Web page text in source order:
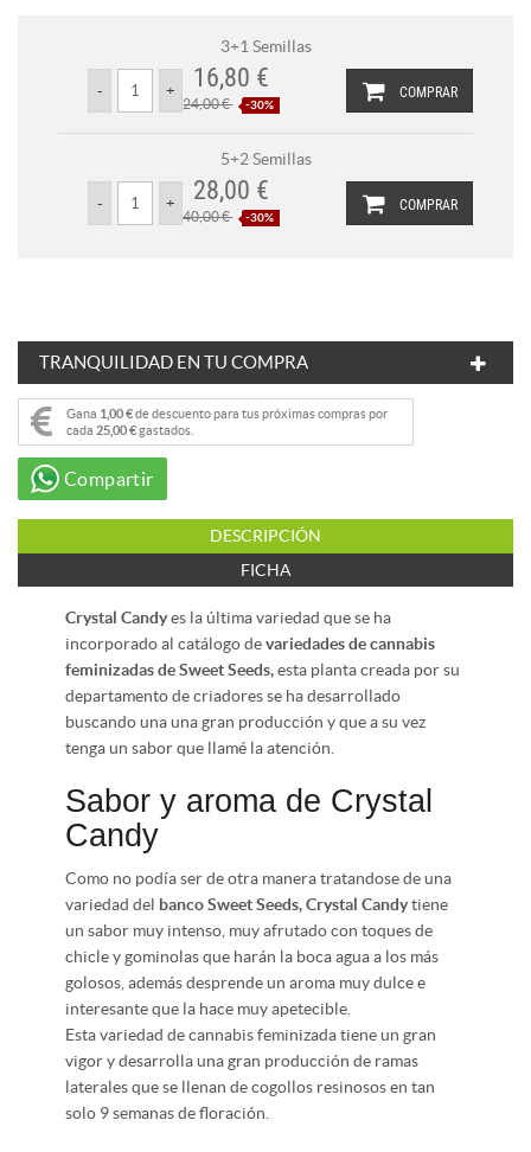
3+1 Semillas
COMPRAR
16,80 €
24,00 € -30%
5+2 Semillas
COMPRAR
28,00 €
40,00 € -30%
TRANQUILIDAD EN TU COMPRA
Gana 1,00 €de descuento para tus próximas compras por
cada 25,00 €gastados.
Compartir
DESCRIPCIÓN
FICHA
Crystal Candyes la última variedad que se ha
incorporado al catálogo devariedades de cannabis
feminizadas de Sweet Seeds,esta planta creada por su
departamento de criadores se ha desarrollado
buscando una una gran producción y que a su vez
tenga un sabor que llamé la atención.
Sabor y aroma de Crystal
Candy
Como no podía ser de otra manera tratandose de una
variedad del banco Sweet Seeds, Crystal Candytiene
un sabor muy intenso, muy afrutado con toques de
chicle y gominolas que harán la boca agua a los más
golosos, además desprende un aroma muy dulce e
interesante que la hace muy apetecible.
Esta variedad de cannabis feminizada tiene un gran
vigor y desarrolla una gran producción de ramas
laterales que se llenan de cogollos resinosos en tan
solo 9 semanas de floración.